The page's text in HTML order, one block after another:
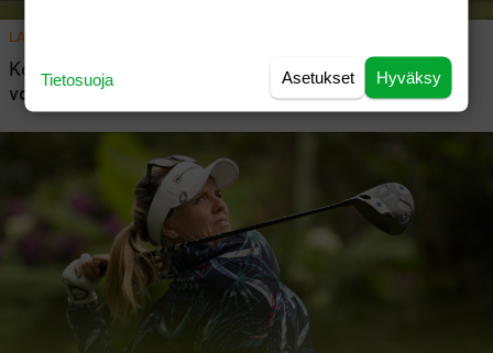
LADIES EUROPEAN TOUR
Komulainen rynnisti hurjalla kenttäennätyksellä
voittotaisteluun: ”En tiennyt yhtään omaa tulosta”
Hyväksy
Asetukset
Tietosuoja